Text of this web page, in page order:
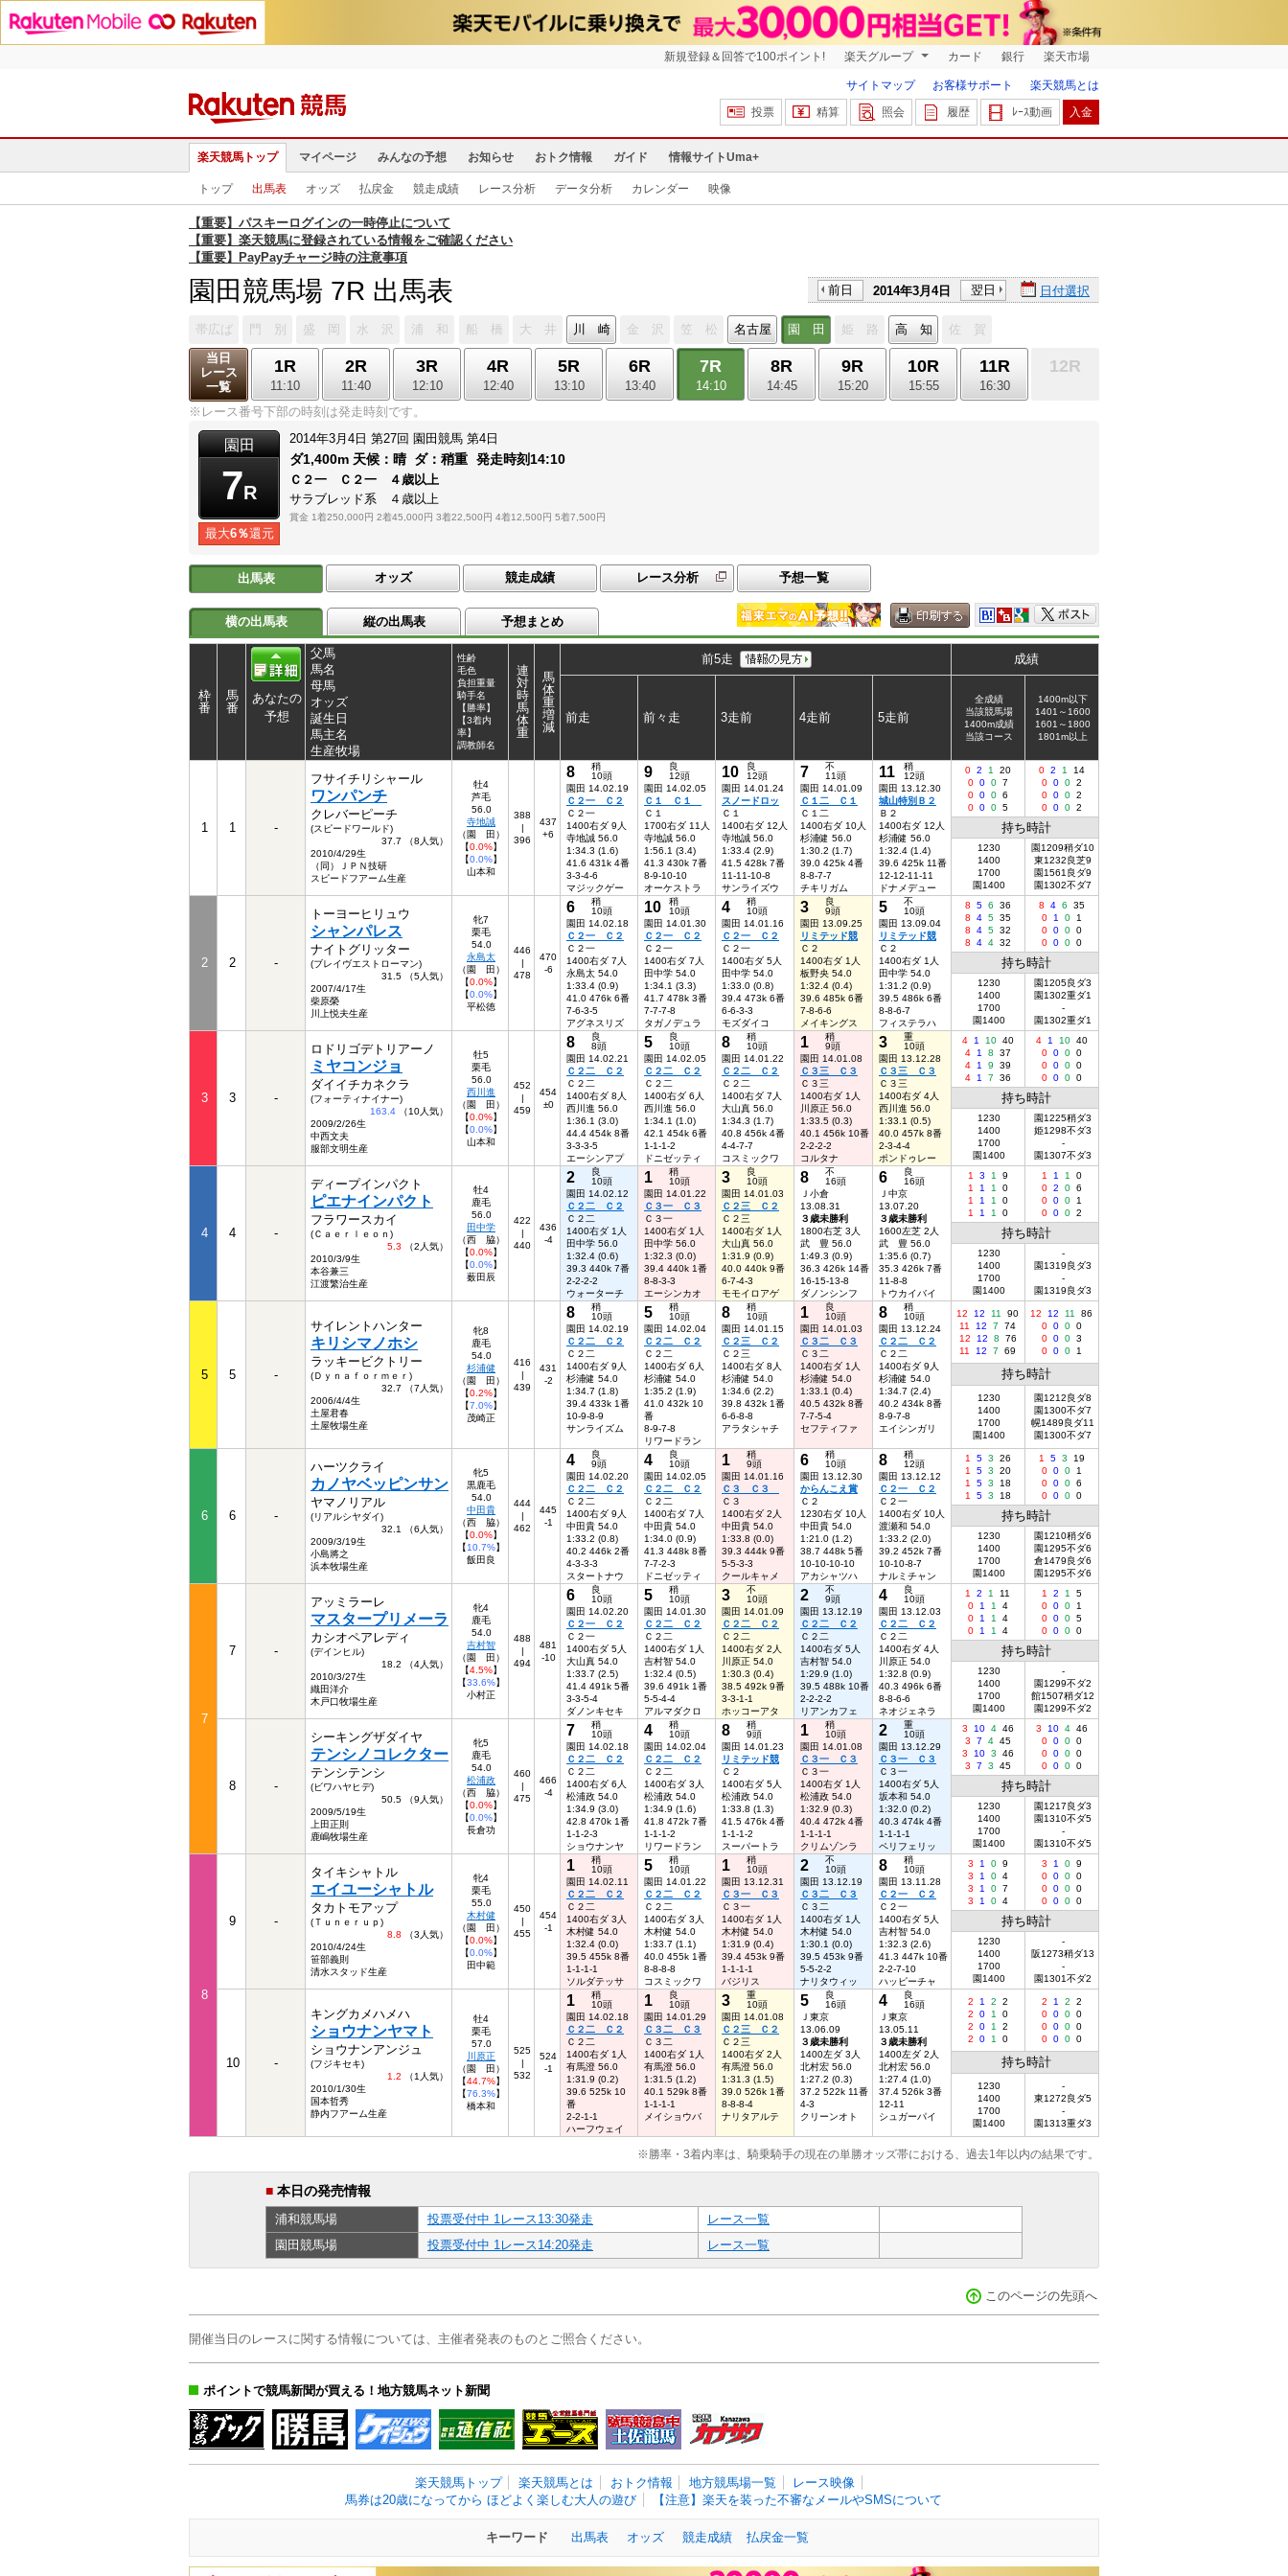
新規登録＆回答で100ポイント! 楽天グループ カード 銀行 楽天市場
サイトマップ お客様サポート
楽天競馬とは
投票
精算 照会 履歴 ﾚｰｽ動画 入金
楽天競馬トップ マイページ みんなの予想 お知らせ おトク情報 ガイド 情報サイトUma+
トップ 出馬表 オッズ 払戻金 競走成績 レース分析 データ分析 カレンダー 映像
【重要】パスキーログインの一時停止について
【重要】楽天競馬に登録されている情報をご確認ください
【重要】PayPayチャージ時の注意事項
園田競馬場 7R 出馬表 前日 2014年3月4日 翌日 日付選択
帯広ば 門 別 盛 岡 水 沢 浦 和 船 橋 大 井 川 崎 金 沢 笠 松 名古屋 園 田 姫 路 高 知
佐 賀
当日
レース
一覧
1R
11:10
2R
11:40
3R
12:10
4R
12:40
5R
13:10
6R
13:40
7R
14:10
8R
14:45
9R
15:20
10R
15:55
11R
16:30
12R
※レース番号下部の時刻は発走時刻です。
園田
7R
最大6％還元
2014年3月4日 第27回 園田競馬 第4日
ダ1,400m 天候： 晴 ダ：稍重 発走時刻14:10
Ｃ２一 Ｃ２一 ４歳以上
サラブレッド系 ４歳以上
賞金 1着250,000円 2着45,000円 3着22,500円 4着12,500円 5着7,500円
出馬表 オッズ 競走成績 レース分析 予想一覧
横の出馬表 縦の出馬表 予想まとめ
枠
番
馬
番
あなたの
予想
父馬
馬名
母馬
オッズ
誕生日
馬主名
生産牧場
性齢
毛色
負担重量
騎手名
【勝率】
【3着内
率】
調教師名
連
対
時
馬
体
重
馬
体
重
増
減
前5走 成績
前走 前々走 3走前 4走前 5走前
全成績
当該競馬場
1400m成績
当該コース
1400m以下
1401～1600
1601～1800
1801m以上
1 1 -
フサイチリシャール
ワンパンチ
クレバーピーチ
(スピードワールド)
37.7 （8人気）
2010/4/29生
（同）ＪＰＮ技研
スピードフアーム生産
牡4
芦毛
56.0
寺地誠
（園 田）
【0.0%】
【0.0%】
山本和
388
|
396
437
+6
8
稍
10頭
園田 14.02.19
Ｃ２一 Ｃ２
Ｃ２一
1400右ダ 9人
寺地誠 56.0
1:34.3 (1.6)
41.6 431k 4番
3-3-4-6
マジックゲー
9
良
12頭
園田 14.02.05
Ｃ１ Ｃ１
Ｃ１
1700右ダ 11人
寺地誠 56.0
1:56.1 (3.4)
41.3 430k 7番
8-9-10-10
オーケストラ
10
良
12頭
園田 14.01.24
スノードロッ
Ｃ１
1400右ダ 12人
寺地誠 56.0
1:33.4 (2.9)
41.5 428k 7番
11-11-10-8
サンライズウ
7
不
11頭
園田 14.01.09
Ｃ１二 Ｃ１
Ｃ１二
1400右ダ 10人
杉浦健 56.0
1:30.2 (1.7)
39.0 425k 4番
8-8-7-7
チキリガム
11
稍
12頭
園田 13.12.30
城山特別Ｂ２
Ｂ２
1400右ダ 12人
杉浦健 56.0
1:32.4 (1.4)
39.6 425k 11番
12-12-11-11
ドナメデュー
0 2 1
20
0 0 0 7
0 0 0 6
0 0 0 5
0 2 1
14
0 0 0 2
0 0 0 2
0 0 0 2
持ち時計
1230
1400
1700
園1400
園1209稍ダ10
東1232良芝9
園1561良ダ9
園1302不ダ7
2 2 -
トーヨーヒリュウ
シャンパレス
ナイトグリッター
(ブレイヴエストローマン)
31.5 （5人気）
2007/4/17生
柴原榮
川上悦夫生産
牝7
栗毛
54.0
永島太
（園 田）
【0.0%】
【0.0%】
平松徳
446
|
478
470
-6
6
稍
10頭
園田 14.02.18
Ｃ２一 Ｃ２
Ｃ２一
1400右ダ 7人
永島太 54.0
1:33.4 (0.9)
41.0 476k 6番
7-6-3-5
アグネスリズ
10
稍
10頭
園田 14.01.30
Ｃ２一 Ｃ２
Ｃ２一
1400右ダ 7人
田中学 54.0
1:34.1 (3.3)
41.7 478k 3番
7-7-7-8
タガノデュラ
4
稍
10頭
園田 14.01.16
Ｃ２一 Ｃ２
Ｃ２一
1400右ダ 5人
田中学 54.0
1:33.0 (0.8)
39.4 473k 6番
6-6-3-3
モズダイコ
3
良
9頭
園田 13.09.25
リミテッド競
Ｃ２
1400右ダ 1人
板野央 54.0
1:32.4 (0.4)
39.6 485k 6番
7-8-6-6
メイキングス
5
不
10頭
園田 13.09.04
リミテッド競
Ｃ２
1400右ダ 1人
田中学 54.0
1:31.2 (0.9)
39.5 486k 6番
8-8-6-7
フィステラハ
8 5 6
36
8
4 5 35
8
4 5 32
8
4 4 32
8 4 6
35
0
1 0
1
0 0 0 0
0 0 0 0
持ち時計
1230
1400
1700
園1400
園1205良ダ3
園1302重ダ1
-
園1302重ダ1
3 3 -
ロドリゴデトリアーノ
ミヤコンジョ
ダイイチカネクラ
(フォーティナイナー)
163.4 （10人気）
2009/2/26生
中西文夫
服部文明生産
牡5
栗毛
56.0
西川進
（園 田）
【0.0%】
【0.0%】
山本和
452
|
459
454
±0
8
良
8頭
園田 14.02.21
Ｃ２二 Ｃ２
Ｃ２二
1400右ダ 8人
西川進 56.0
1:36.1 (3.0)
44.4 454k 8番
3-3-3-5
エーシンアプ
5
良
10頭
園田 14.02.05
Ｃ２二 Ｃ２
Ｃ２二
1400右ダ 6人
西川進 56.0
1:34.1 (1.0)
42.1 454k 6番
1-1-1-2
ドニゼッティ
8
稍
10頭
園田 14.01.22
Ｃ２二 Ｃ２
Ｃ２二
1400右ダ 7人
大山真 56.0
1:34.3 (1.7)
40.8 456k 4番
4-4-7-7
コスミックワ
1
稍
9頭
園田 14.01.08
Ｃ３三 Ｃ３
Ｃ３三
1400右ダ 1人
川原正 56.0
1:33.5 (0.3)
40.1 456k 10番
2-2-2-2
コルタナ
3
重
10頭
園田 13.12.28
Ｃ３三 Ｃ３
Ｃ３三
1400右ダ 4人
西川進 56.0
1:33.1 (0.5)
40.0 457k 8番
2-3-4-4
ポンドゥレー
4 1 10 40
4
1 8
37
4
1 9
39
4
1 7 36
4 1 10 40
0 0 0 0
0 0 0 0
0 0 0 0
持ち時計
1230
1400
1700
園1400
園1225稍ダ3
姫1298不ダ3
-
園1307不ダ3
4 4 -
ディープインパクト
ピエナインパクト
フラワースカイ
(Ｃａｅｒｌｅｏｎ)
5.3 （2人気）
2010/3/9生
本谷兼三
江渡繁治生産
牡4
鹿毛
56.0
田中学
（西 脇）
【0.0%】
【0.0%】
薮田辰
422
|
440
436
-4
2
良
10頭
園田 14.02.12
Ｃ２二 Ｃ２
Ｃ２二
1400右ダ 1人
田中学 56.0
1:32.4 (0.6)
39.3 440k 7番
2-2-2-2
ウォーターチ
1
稍
10頭
園田 14.01.22
Ｃ３一 Ｃ３
Ｃ３一
1400右ダ 1人
田中学 56.0
1:32.3 (0.0)
39.4 440k 1番
8-8-3-3
エーシンカオ
3
良
10頭
園田 14.01.03
Ｃ２三 Ｃ２
Ｃ２三
1400右ダ 1人
大山真 56.0
1:31.9 (0.9)
40.0 440k 9番
6-7-4-3
モモイロアゲ
8
不
16頭
Ｊ小倉
13.08.31
３歳未勝利
1800右芝 3人
武 豊 56.0
1:49.3 (0.9)
36.3 426k 14番
16-15-13-8
ダノンシンフ
6
良
16頭
Ｊ中京
13.07.20
３歳未勝利
1600左芝 2人
武 豊 56.0
1:35.6 (0.7)
35.3 426k 7番
11-8-8
トウカイバイ
1 3 1
9
1
1 1
0
1
1 1
0
1
1 1 0
1 1 1
0
0 2 0 6
0 0 0
1
0 0 0 2
持ち時計
1230
1400
1700
園1400
-
園1319良ダ3
-
園1319良ダ3
5 5 -
サイレントハンター
キリシマノホシ
ラッキービクトリー
(Ｄｙｎａｆｏｒｍｅｒ)
32.7 （7人気）
2006/4/4生
土屋君春
土屋牧場生産
牝8
鹿毛
54.0
杉浦健
（園 田）
【0.2%】
【7.0%】
茂崎正
416
|
439
431
-2
8
稍
10頭
園田 14.02.19
Ｃ２二 Ｃ２
Ｃ２二
1400右ダ 9人
杉浦健 54.0
1:34.7 (1.8)
39.4 433k 1番
10-9-8-9
サンライズム
5
稍
10頭
園田 14.02.04
Ｃ２二 Ｃ２
Ｃ２二
1400右ダ 6人
杉浦健 54.0
1:35.2 (1.9)
41.0 432k 10
番
8-9-7-8
リワードラン
8
稍
10頭
園田 14.01.15
Ｃ２三 Ｃ２
Ｃ２三
1400右ダ 8人
杉浦健 54.0
1:34.6 (2.2)
39.8 432k 1番
6-6-8-8
アラタシャチ
1
良
10頭
園田 14.01.03
Ｃ３二 Ｃ３
Ｃ３二
1400右ダ 1人
杉浦健 54.0
1:33.1 (0.4)
40.5 432k 8番
7-7-5-4
セフティファ
8
稍
10頭
園田 13.12.24
Ｃ２二 Ｃ２
Ｃ２二
1400右ダ 9人
杉浦健 54.0
1:34.7 (2.4)
40.2 434k 8番
8-9-7-8
エイシンガリ
12 12 11
90
11
12 7
74
12
12 8
76
11
12 7 69
12 12 11
86
0 0 0 0
0 0 0 3
0 0 0 1
持ち時計
1230
1400
1700
園1400
園1212良ダ8
園1300不ダ7
幌1489良ダ11
園1300不ダ7
6 6 -
ハーツクライ
カノヤベッピンサン
ヤマノリアル
(リアルシヤダイ)
32.1 （6人気）
2009/3/19生
小島將之
浜本牧場生産
牝5
黒鹿毛
54.0
中田貴
（西 脇）
【0.0%】
【10.7%】
飯田良
444
|
462
445
-1
4
良
9頭
園田 14.02.20
Ｃ２二 Ｃ２
Ｃ２二
1400右ダ 9人
中田貴 54.0
1:33.2 (0.8)
40.2 446k 2番
4-3-3-3
スタートナウ
4
良
10頭
園田 14.02.05
Ｃ２二 Ｃ２
Ｃ２二
1400右ダ 7人
中田貴 54.0
1:34.0 (0.9)
41.3 448k 8番
7-7-2-3
ドニゼッティ
1
稍
9頭
園田 14.01.16
Ｃ３ Ｃ３
Ｃ３
1400右ダ 2人
中田貴 54.0
1:33.8 (0.0)
39.3 444k 9番
5-5-3-3
クールキャメ
6
稍
10頭
園田 13.12.30
からんこえ賞
Ｃ２
1230右ダ 10人
中田貴 54.0
1:21.0 (1.2)
38.7 448k 5番
10-10-10-10
アカシャツハ
8
稍
12頭
園田 13.12.12
Ｃ２一 Ｃ２
Ｃ２一
1400右ダ 10人
渡瀬和 54.0
1:33.2 (2.0)
39.2 452k 7番
10-10-8-7
ナルミチャン
1 5 3
26
1
5 3
20
1
5 3
18
1
5 3 18
1 5 3
19
0 0 0
1
0 0 0 6
0 0 0 0
持ち時計
1230
1400
1700
園1400
園1210稍ダ6
園1295不ダ6
倉1479良ダ6
園1295不ダ6
7
7 -
アッミラーレ
マスタープリメーラ
カシオペアレディ
(デインヒル)
18.2 （4人気）
2010/3/27生
織田洋介
木戸口牧場生産
牝4
鹿毛
54.0
吉村智
（園 田）
【4.5%】
【33.6%】
小村正
488
|
494
481
-10
6
良
10頭
園田 14.02.20
Ｃ２一 Ｃ２
Ｃ２一
1400右ダ 5人
大山真 54.0
1:33.7 (2.5)
41.4 491k 5番
3-3-5-4
ダノンキセキ
5
稍
10頭
園田 14.01.30
Ｃ２二 Ｃ２
Ｃ２二
1400右ダ 1人
吉村智 54.0
1:32.4 (0.5)
39.6 491k 1番
5-5-4-4
アルマダクロ
3
不
10頭
園田 14.01.09
Ｃ２二 Ｃ２
Ｃ２二
1400右ダ 2人
川原正 54.0
1:30.3 (0.4)
38.5 492k 9番
3-3-1-1
ホッコーアタ
2
不
9頭
園田 13.12.19
Ｃ２二 Ｃ２
Ｃ２二
1400右ダ 5人
吉村智 54.0
1:29.9 (1.0)
39.5 488k 10番
2-2-2-2
リアンカフェ
4
良
10頭
園田 13.12.03
Ｃ２二 Ｃ２
Ｃ２二
1400右ダ 4人
川原正 54.0
1:32.8 (0.9)
40.3 496k 6番
8-8-6-6
ネオジェネラ
1 2 1
11
0
1 1
4
0
1 1
4
0
1 1 4
1 2 1
5
0 0 0
1
0 0 0 5
0 0 0 0
持ち時計
1230
1400
1700
園1400
-
園1299不ダ2
館1507稍ダ12
園1299不ダ2
8 -
シーキングザダイヤ
テンシノコレクター
テンシテンシ
(ビワハヤヒデ)
50.5 （9人気）
2009/5/19生
上田正則
鹿嶋牧場生産
牝5
鹿毛
54.0
松浦政
（西 脇）
【0.0%】
【0.0%】
長倉功
460
|
475
466
-4
7
稍
10頭
園田 14.02.18
Ｃ２二 Ｃ２
Ｃ２二
1400右ダ 6人
松浦政 54.0
1:34.9 (3.0)
42.8 470k 1番
1-1-2-3
ショウナンヤ
4
稍
10頭
園田 14.02.04
Ｃ２二 Ｃ２
Ｃ２二
1400右ダ 3人
松浦政 54.0
1:34.9 (1.6)
41.8 472k 7番
1-1-1-2
リワードラン
8
稍
9頭
園田 14.01.23
リミテッド競
Ｃ２
1400右ダ 5人
松浦政 54.0
1:33.8 (1.3)
41.5 476k 4番
1-1-1-2
スーパートラ
1
稍
10頭
園田 14.01.08
Ｃ３一 Ｃ３
Ｃ３一
1400右ダ 1人
松浦政 54.0
1:32.9 (0.3)
40.4 472k 4番
1-1-1-1
クリムゾンラ
2
重
10頭
園田 13.12.29
Ｃ３一 Ｃ３
Ｃ３一
1400右ダ 5人
坂本和 54.0
1:32.0 (0.2)
40.3 474k 4番
1-1-1-1
ペリフェリッ
3 10 4 46
3
7 4 45
3
10 3
46
3
7 3 45
3 10 4 46
0 0 0 0
0 0 0 0
0 0 0 0
持ち時計
1230
1400
1700
園1400
園1217良ダ3
園1310不ダ5
-
園1310不ダ5
8
9 -
タイキシャトル
エイユーシャトル
タカトモアップ
(Ｔｕｎｅｒｕｐ)
8.8 （3人気）
2010/4/24生
笹部義則
清水スタッド生産
牝4
栗毛
55.0
木村健
（園 田）
【0.0%】
【0.0%】
田中範
450
|
455
454
-1
1
稍
10頭
園田 14.02.11
Ｃ２二 Ｃ２
Ｃ２二
1400右ダ 3人
木村健 54.0
1:32.4 (0.0)
39.5 455k 8番
1-1-1-1
ソルダテッサ
5
稍
10頭
園田 14.01.22
Ｃ２二 Ｃ２
Ｃ２二
1400右ダ 3人
木村健 54.0
1:33.7 (1.1)
40.0 455k 1番
8-8-8-8
コスミックワ
1
稍
10頭
園田 13.12.31
Ｃ３一 Ｃ３
Ｃ３一
1400右ダ 1人
木村健 54.0
1:31.9 (0.4)
39.4 453k 9番
1-1-1-1
バジリス
2
不
10頭
園田 13.12.19
Ｃ３二 Ｃ３
Ｃ３二
1400右ダ 1人
木村健 54.0
1:30.1 (0.0)
39.5 453k 9番
5-5-2-2
ナリタウィッ
8
稍
10頭
園田 13.11.28
Ｃ２一 Ｃ２
Ｃ２一
1400右ダ 5人
吉村智 54.0
1:32.3 (2.6)
41.3 447k 10番
2-2-7-10
ハッピーチャ
3 1 0 9
3
1 0 4
3
1 0 7
3
1 0 4
3 1 0 9
0 0 0 0
0 0 0 0
0 0 0 0
持ち時計
1230
1400
1700
園1400
-
阪1273稍ダ13
-
園1301不ダ2
10 -
キングカメハメハ
ショウナンヤマト
ショウナンアンジュ
(フジキセキ)
1.2 （1人気）
2010/1/30生
国本哲秀
静内フアーム生産
牡4
栗毛
57.0
川原正
（園 田）
【44.7%】
【76.3%】
橋本和
525
|
532
524
-1
1
稍
10頭
園田 14.02.18
Ｃ２二 Ｃ２
Ｃ２二
1400右ダ 1人
有馬澄 56.0
1:31.9 (0.2)
39.6 525k 10
番
2-2-1-1
ハーフウェイ
1
良
10頭
園田 14.01.29
Ｃ３二 Ｃ３
Ｃ３二
1400右ダ 1人
有馬澄 56.0
1:31.5 (1.2)
40.1 529k 8番
1-1-1-1
メイショウバ
3
重
10頭
園田 14.01.08
Ｃ２三 Ｃ２
Ｃ２三
1400右ダ 2人
有馬澄 56.0
1:31.3 (1.5)
39.0 526k 1番
8-8-8-4
ナリタアルテ
5
良
16頭
Ｊ東京
13.06.09
３歳未勝利
1400左ダ 3人
北村宏 56.0
1:27.2 (0.3)
37.2 522k 11番
4-3
クリーンオト
4
良
16頭
Ｊ東京
13.05.11
３歳未勝利
1400左ダ 2人
北村宏 56.0
1:27.4 (1.0)
37.4 526k 3番
12-11
シュガーパイ
2 1 2
2
2
0 1
0
2
0 1
2
2
0 1 0
2 1 2
2
0 0 0 0
0 0 0 0
0 0 0 0
持ち時計
1230
1400
1700
園1400
-
東1272良ダ5
-
園1313重ダ3
※勝率・3着内率は、騎乗騎手の現在の単勝オッズ帯における、過去1年以内の結果です。
■ 本日の発売情報
浦和競馬場 投票受付中 1レース13:30発走
レース一覧
園田競馬場 投票受付中 1レース14:20発走 レース一覧
このページの先頭へ
開催当日のレースに関する情報については、主催者発表のものとご照合ください。
ポイントで競馬新聞が買える！地方競馬ネット新聞
楽天競馬トップ 楽天競馬とは おトク情報 地方競馬場一覧
レース映像
馬券は20歳になってから ほどよく楽しむ大人の遊び
【注意】楽天を装った不審なメールやSMSについて
キーワード 出馬表 オッズ 競走成績 払戻金一覧